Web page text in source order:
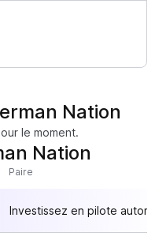
Nation
le moment.
Nation
Paire
Investissez en pilote